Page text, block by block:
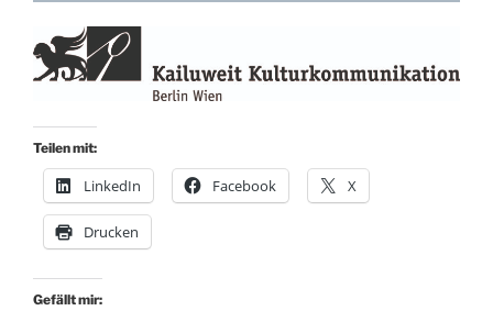
Teilen mit:
LinkedIn Facebook X
Drucken
Gefällt mir: